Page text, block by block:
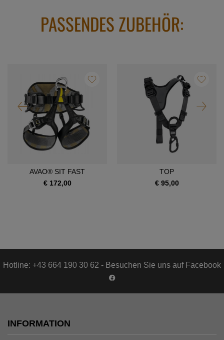
PASSENDES ZUBEHÖR:
AVAO® SIT FAST
€ 172,00
TOP
€ 95,00
Hotline: +43 664 190 30 62 - Besuchen Sie uns auf Facebook
INFORMATION